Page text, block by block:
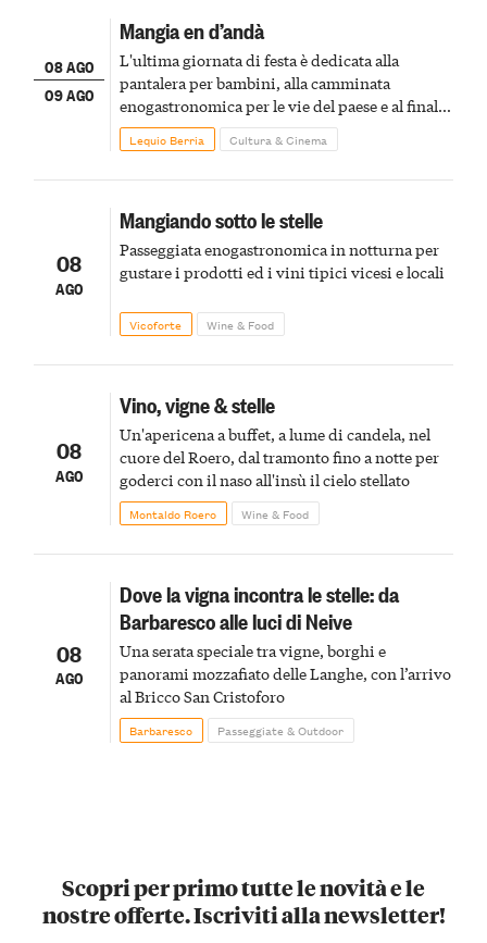
08 AGO
09 AGO
Mangia en d’andà
L'ultima giornata di festa è dedicata alla
pantalera per bambini, alla camminata
enogastronomica per le vie del paese e al finale
pirotecnico
Lequio Berria Cultura & Cinema
08
AGO
Mangiando sotto le stelle
Passeggiata enogastronomica in notturna per
gustare i prodotti ed i vini tipici vicesi e locali
Vicoforte Wine & Food
08
AGO
Vino, vigne & stelle
Un'apericena a buffet, a lume di candela, nel
cuore del Roero, dal tramonto fino a notte per
goderci con il naso all'insù il cielo stellato
Montaldo Roero Wine & Food
08
AGO
Dove la vigna incontra le stelle: da
Barbaresco alle luci di Neive
Una serata speciale tra vigne, borghi e
panorami mozzafiato delle Langhe, con l’arrivo
al Bricco San Cristoforo
Barbaresco Passeggiate & Outdoor
Scopri per primo tutte le novità e le
nostre offerte. Iscriviti alla newsletter!